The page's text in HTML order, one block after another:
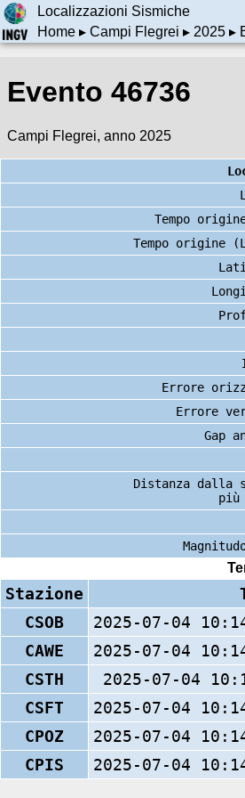
Localizzazioni Sismiche
Home▸ Campi Flegrei ▸ 2025▸
Evento 46736
Campi Flegrei, anno 2025
Tempo
Tempo origine
Errore
Errore
Gap
Distanza dalla
più
Stazione
CSOB
2025-07-04
CAWE
2025-07-04
CSTH
2025-07-04
CSFT
2025-07-04
CPOZ
2025-07-04
CPIS
2025-07-04